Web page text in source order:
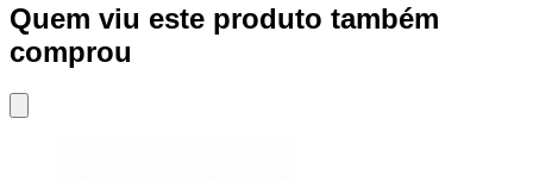
Quem viu este produto também
comprou